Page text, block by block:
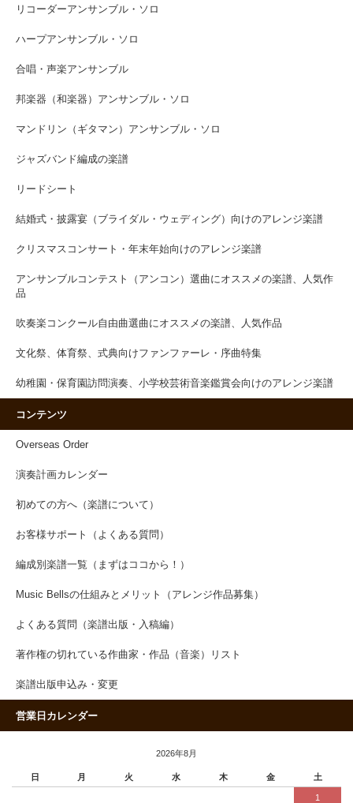
リコーダーアンサンブル・ソロ
ハープアンサンブル・ソロ
合唱・声楽アンサンブル
邦楽器（和楽器）アンサンブル・ソロ
マンドリン（ギタマン）アンサンブル・ソロ
ジャズバンド編成の楽譜
リードシート
結婚式・披露宴（ブライダル・ウェディング）向けのアレンジ楽譜
クリスマスコンサート・年末年始向けのアレンジ楽譜
アンサンブルコンテスト（アンコン）選曲にオススメの楽譜、人気作
品
吹奏楽コンクール自由曲選曲にオススメの楽譜、人気作品
文化祭、体育祭、式典向けファンファーレ・序曲特集
幼稚園・保育園訪問演奏、小学校芸術音楽鑑賞会向けのアレンジ楽譜
コンテンツ
Overseas Order
演奏計画カレンダー
初めての方へ（楽譜について）
お客様サポート（よくある質問）
編成別楽譜一覧（まずはココから！）
Music Bellsの仕組みとメリット（アレンジ作品募集）
よくある質問（楽譜出版・入稿編）
著作権の切れている作曲家・作品（音楽）リスト
楽譜出版申込み・変更
営業日カレンダー
2026年8月
日 月 火 水 木 金 土
1